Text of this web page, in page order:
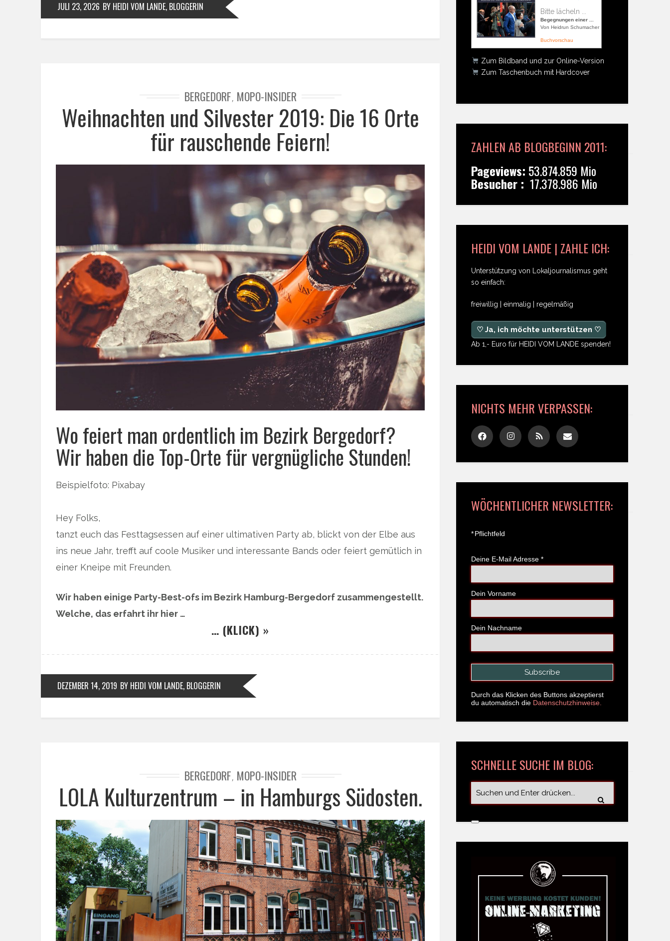
JULI 23, 2026 BY HEIDI VOM LANDE, BLOGGERIN
BERGEDORF, MOPO-INSIDER
Weihnachten und Silvester 2019: Die 16 Orte
für rauschende Feiern!
Wo feiert man ordentlich im Bezirk Bergedorf?
Wir haben die Top-Orte für vergnügliche Stunden!
Beispielfoto: Pixabay
Hey Folks,
tanzt euch das Festtagsessen auf einer ultimativen Party ab, blickt von der Elbe aus
ins neue Jahr, trefft auf coole Musiker und interessante Bands oder feiert gemütlich in
einer Kneipe mit Freunden.
Wir haben einige Party-Best-ofs im Bezirk Hamburg-Bergedorf zusammengestellt.
Welche, das erfahrt ihr hier …
… (KLICK) »
DEZEMBER 14, 2019 BY HEIDI VOM LANDE, BLOGGERIN
BERGEDORF, MOPO-INSIDER
LOLA Kulturzentrum – in Hamburgs Südosten.
Bitte lächeln ...
Begegnungen einer ...
Von Heidrun Schumacher
Buchvorschau
Zum Bildband und zur Online-Version
Zum Taschenbuch mit Hardcover
ZAHLEN AB BLOGBEGINN 2011:
Pageviews: 53.874.859 Mio
Besucher : 17.378.986 Mio
HEIDI VOM LANDE | ZAHLE ICH:
Unterstützung von Lokaljournalismus geht
so einfach:
freiwillig | einmalig | regelmäßig
♡ Ja, ich möchte unterstützen ♡
Ab 1,- Euro für HEIDI VOM LANDE spenden!
NICHTS MEHR VERPASSEN:
WÖCHENTLICHER NEWSLETTER:
*Pflichtfeld
Deine E-Mail Adresse *
Dein Vorname
Dein Nachname
Durch das Klicken des Buttons akzeptierst
du automatisch die Datenschutzhinweise.
SCHNELLE SUCHE IM BLOG: